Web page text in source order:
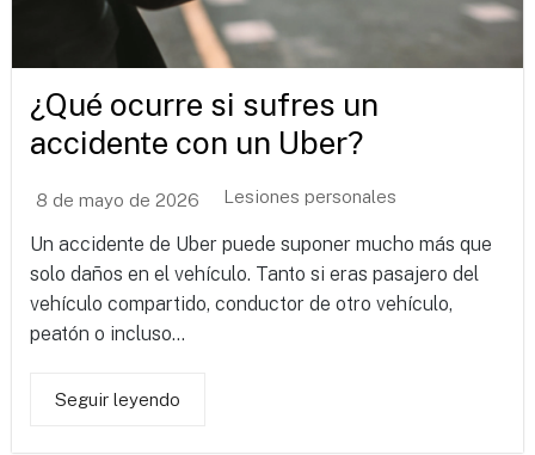
¿Qué ocurre si sufres un
accidente con un Uber?
8 de mayo de 2026 Lesiones personales
Un accidente de Uber puede suponer mucho más que
solo daños en el vehículo. Tanto si eras pasajero del
vehículo compartido, conductor de otro vehículo,
peatón o incluso...
Seguir leyendo